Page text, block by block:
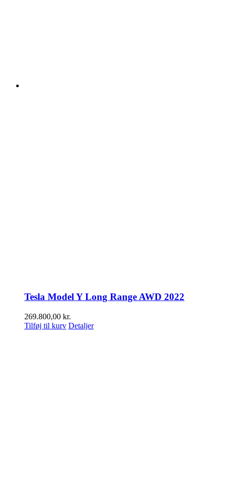
Tesla Model Y Long Range AWD 2022
269.800,00 kr.
Tilføj til kurv Detaljer